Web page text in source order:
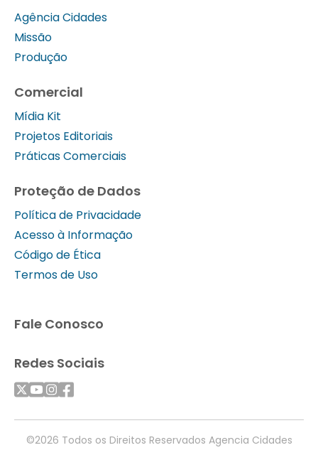
Agência Cidades
Missão
Produção
Comercial
Mídia Kit
Projetos Editoriais
Práticas Comerciais
Proteção de Dados
Política de Privacidade
Acesso à Informação
Código de Ética
Termos de Uso
Fale Conosco
Redes Sociais
©2026 Todos os Direitos Reservados Agencia Cidades